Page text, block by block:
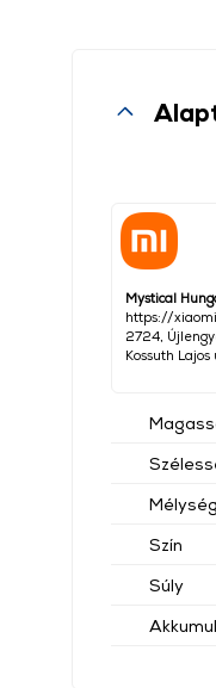
Mystical
https://
2724,
Kossuth
Mélység
Szín
Súly